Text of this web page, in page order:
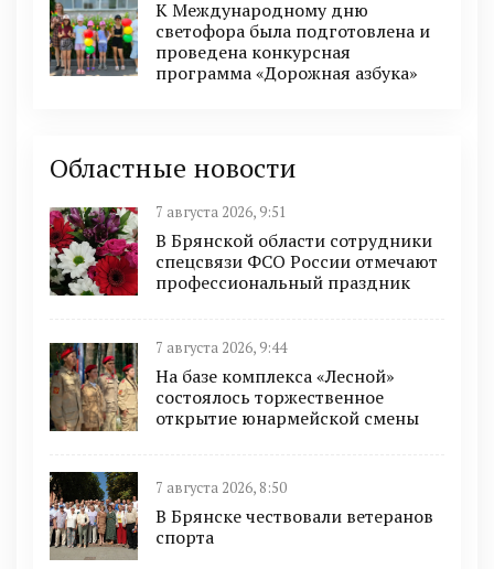
К Международному дню
светофора была подготовлена и
проведена конкурсная
программа «Дорожная азбука»
Областные новости
7 августа 2026, 9:51
В Брянской области сотрудники
спецсвязи ФСО России отмечают
профессиональный праздник
7 августа 2026, 9:44
На базе комплекса «Лесной»
состоялось торжественное
открытие юнармейской смены
7 августа 2026, 8:50
В Брянске чествовали ветеранов
спорта